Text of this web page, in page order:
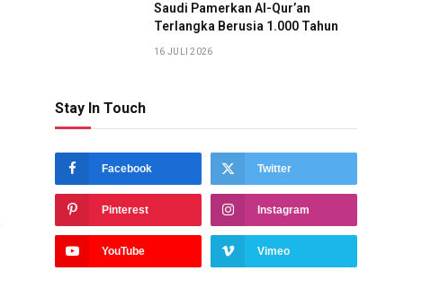
Saudi Pamerkan Al-Qur’an
Terlangka Berusia 1.000 Tahun
16 JULI 2026
Stay In Touch
Facebook Twitter
Pinterest Instagram
YouTube Vimeo